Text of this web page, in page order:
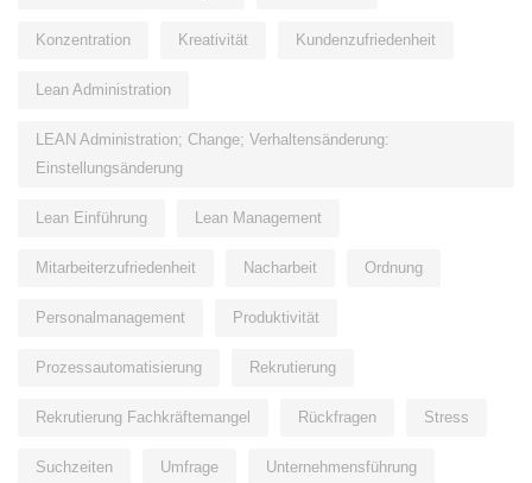
Konzentration Kreativität Kundenzufriedenheit
Lean Administration
LEAN Administration; Change; Verhaltensänderung:
Einstellungsänderung
Lean Einführung Lean Management
Mitarbeiterzufriedenheit Nacharbeit Ordnung
Personalmanagement Produktivität
Prozessautomatisierung Rekrutierung
Rekrutierung Fachkräftemangel Rückfragen Stress
Suchzeiten Umfrage Unternehmensführung